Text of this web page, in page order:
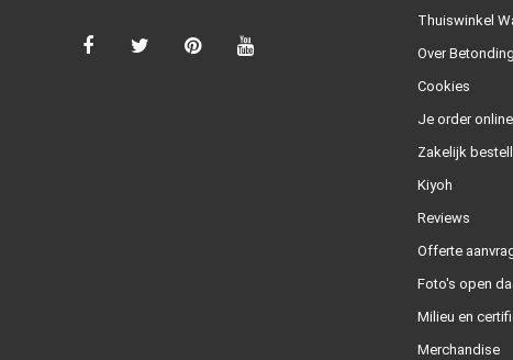
Thuiswinkel
Over
Cookies
Je order
Zakelijk
Kiyoh
Reviews
Offerte
Foto's open
Milieu en
Merchandise